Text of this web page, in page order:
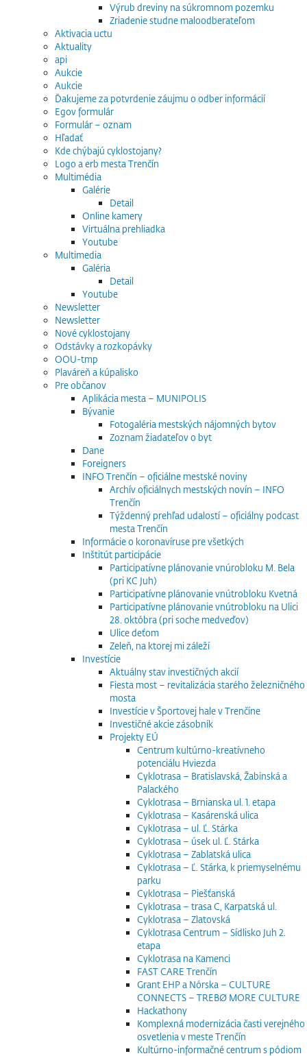
Výrub dreviny na súkromnom pozemku
Zriadenie studne maloodberateľom
Aktivacia uctu
Aktuality
api
Aukcie
Aukcie
Ďakujeme za potvrdenie záujmu o odber informácií
Egov formulár
Formulár – oznam
Hľadať
Kde chýbajú cyklostojany?
Logo a erb mesta Trenčín
Multimédia
Galérie
Detail
Online kamery
Virtuálna prehliadka
Youtube
Multimedia
Galéria
Detail
Youtube
Newsletter
Newsletter
Nové cyklostojany
Odstávky a rozkopávky
OOU-tmp
Plaváreň a kúpalisko
Pre občanov
Aplikácia mesta – MUNIPOLIS
Bývanie
Fotogaléria mestských nájomných bytov
Zoznam žiadateľov o byt
Dane
Foreigners
INFO Trenčín – oficiálne mestské noviny
Archív oficiálnych mestských novín – INFO
Trenčín
Týždenný prehľad udalostí – oficiálny podcast
mesta Trenčín
Informácie o koronavíruse pre všetkých
Inštitút participácie
Participatívne plánovanie vnúrobloku M. Bela
(pri KC Juh)
Participatívne plánovanie vnútrobloku Kvetná
Participatívne plánovanie vnútrobloku na Ulici
28. októbra (pri soche medveďov)
Ulice deťom
Zeleň, na ktorej mi záleží
Investície
Aktuálny stav investičných akcií
Fiesta most – revitalizácia starého železničného
mosta
Investície v Športovej hale v Trenčíne
Investičné akcie zásobník
Projekty EÚ
Centrum kultúrno-kreatívneho
potenciálu Hviezda
Cyklotrasa – Bratislavská, Žabinská a
Palackého
Cyklotrasa – Brnianska ul. 1. etapa
Cyklotrasa – Kasárenská ulica
Cyklotrasa – ul. Ľ. Stárka
Cyklotrasa – úsek ul. Ľ. Stárka
Cyklotrasa – Zablatská ulica
Cyklotrasa – Ľ. Stárka, k priemyselnému
parku
Cyklotrasa – Piešťanská
Cyklotrasa – trasa C, Karpatská ul.
Cyklotrasa – Zlatovská
Cyklotrasa Centrum – Sídlisko Juh 2.
etapa
Cyklotrasa na Kamenci
FAST CARE Trenčín
Grant EHP a Nórska – CULTURE
CONNECTS – TREBØ MORE CULTURE
Hackathony
Komplexná modernizácia časti verejného
osvetlenia v meste Trenčín
Kultúrno-informačné centrum s pódiom